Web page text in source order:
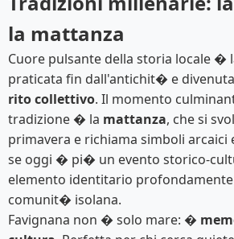
la mattanza
Cuore pulsante della storia locale �
praticata fin dall'antichit� e
rito collettivo. Il momento
tradizione � la mattanza, che si
primavera e richiama simboli arcaici
se oggi � pi� un evento storico-
elemento identitario
comunit� isolana.
Favignana non � solo mare: �